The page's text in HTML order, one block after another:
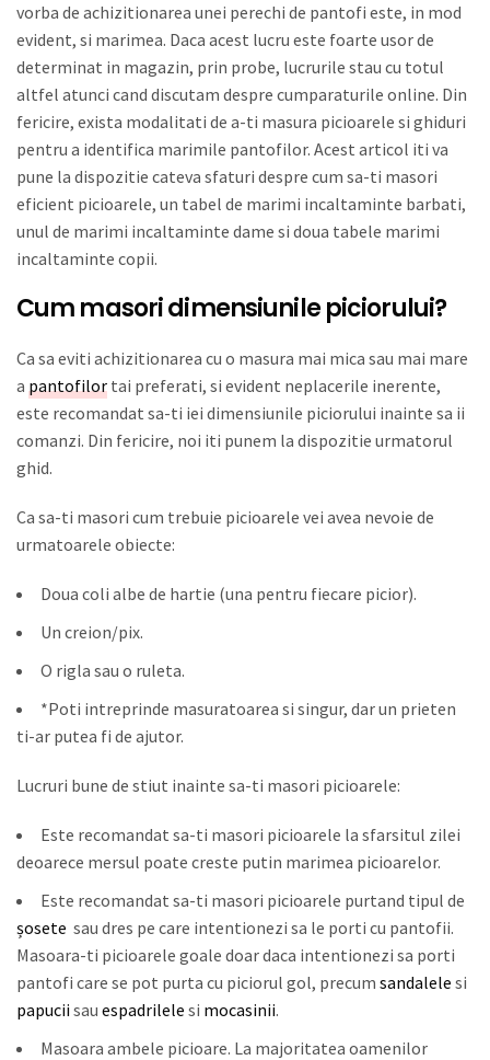
vorba de achizitionarea unei perechi de pantofi este, in mod
evident, si marimea. Daca acest lucru este foarte usor de
determinat in magazin, prin probe, lucrurile stau cu totul
altfel atunci cand discutam despre cumparaturile online. Din
fericire, exista modalitati de a-ti masura picioarele si ghiduri
pentru a identifica marimile pantofilor. Acest articol iti va
pune la dispozitie cateva sfaturi despre cum sa-ti masori
eficient picioarele, un tabel de marimi incaltaminte barbati,
unul de marimi incaltaminte dame si doua tabele marimi
incaltaminte copii.
Cum masori dimensiunile piciorului?
Ca sa eviti achizitionarea cu o masura mai mica sau mai mare
a pantofilor tai preferati, si evident neplacerile inerente,
este recomandat sa-ti iei dimensiunile piciorului inainte sa ii
comanzi. Din fericire, noi iti punem la dispozitie urmatorul
ghid.
Ca sa-ti masori cum trebuie picioarele vei avea nevoie de
urmatoarele obiecte:
Doua coli albe de hartie (una pentru fiecare picior).
Un creion/pix.
O rigla sau o ruleta.
*Poti intreprinde masuratoarea si singur, dar un prieten
ti-ar putea fi de ajutor.
Lucruri bune de stiut inainte sa-ti masori picioarele:
Este recomandat sa-ti masori picioarele la sfarsitul zilei
deoarece mersul poate creste putin marimea picioarelor.
Este recomandat sa-ti masori picioarele purtand tipul de
șosete sau dres pe care intentionezi sa le porti cu pantofii.
Masoara-ti picioarele goale doar daca intentionezi sa porti
pantofi care se pot purta cu piciorul gol, precum sandalele si
papuciisau espadrilele si mocasinii.
Masoara ambele picioare. La majoritatea oamenilor